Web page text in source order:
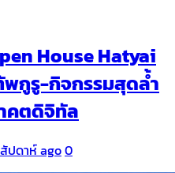
House Hatyai
พกูรู-กิจกรรมสุดล้ำ
คตดิจิทัล
ปดาห์ ago0